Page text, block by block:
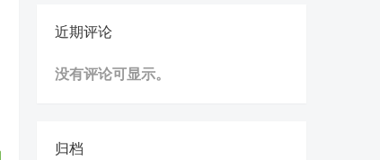
近期评论
没有评论可显示。
归档